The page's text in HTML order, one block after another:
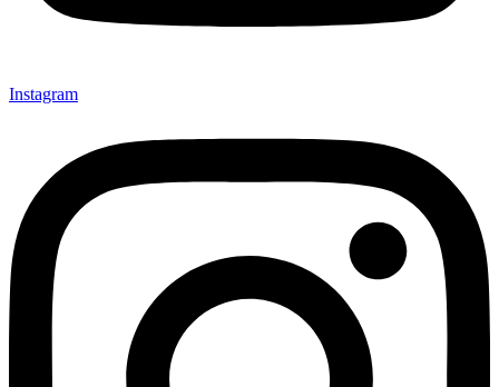
Instagram